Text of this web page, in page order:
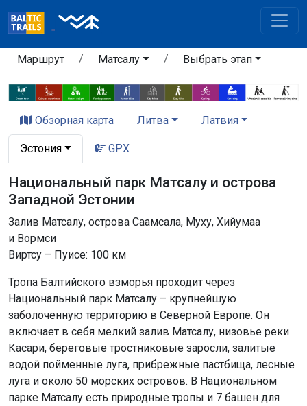
Маршрут Матсалу Выбрать этап
Обзорная карта Литва Латвия
Эстония GPX
Национальный парк Матсалу и острова
Западной Эстонии
Залив Матсалу, острова Саамсала, Муху, Хийумаа
и Вормси
Виртсу – Пуисе: 100 км
Тропа Балтийского взморья проходит через
Национальный парк Матсалу – крупнейшую
заболоченную территорию в Северной Европе. Он
включает в себя мелкий залив Матсалу, низовье реки
Касари, береговые тростниковые заросли, залитые
водой пойменные луга, прибрежные пастбища, лесные
луга и около 50 морских островов. В Национальном
парке Матсалу есть природные тропы и 7 башен для